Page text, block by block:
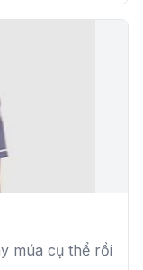
múa cụ thể rồi